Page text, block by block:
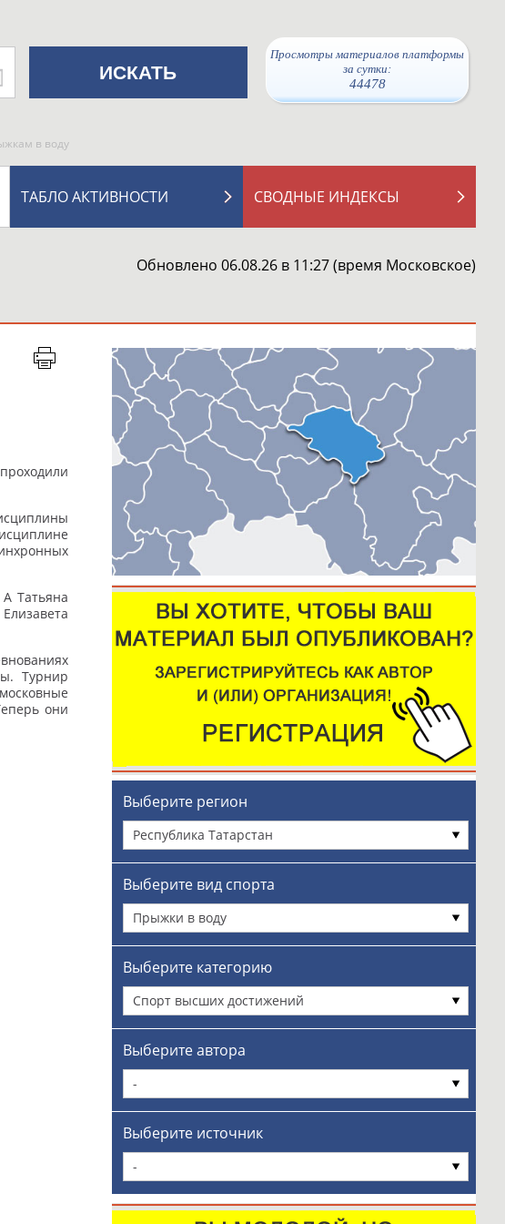
Просмотры материалов платформы
за сутки:
44478
в воду
СВОДНЫЕ ИНДЕКСЫ
ТАБЛО АКТИВНОСТИ
Обновлено 06.08.26 в 11:27 (время Московское)
Татьяна
Турнир
они
Выберите регион
Республика Татарстан
Выберите вид спорта
Прыжки в воду
Выберите категорию
Спорт высших достижений
Выберите автора
-
Выберите источник
-